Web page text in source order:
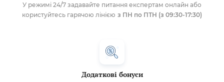
У режимі 24/7 задавайте питання експертам онлайн або
користуйтесь гарячою лінією з ПН по ПТН (з 09:30-17:30)
Додаткові бонуси